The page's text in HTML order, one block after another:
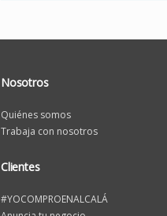
Nosotros
Quiénes somos
Trabaja con nosotros
Clientes
#YOCOMPROENALCALÁ